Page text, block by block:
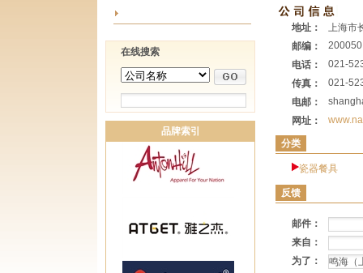
在线搜索
品牌索引
地址：
上海市
邮编：
200050
电话：
021-
传真：
021-
电邮：
网址：
分类
瓷器餐具
反馈
邮件：
来自：
为了：